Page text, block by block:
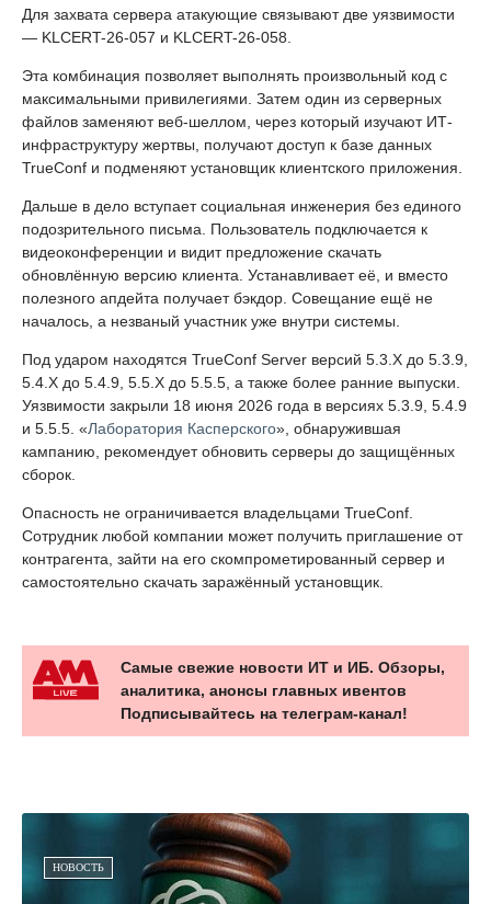
Для захвата сервера атакующие связывают две уязвимости
— KLCERT-26-057 и KLCERT-26-058.
Эта комбинация позволяет выполнять произвольный код с
максимальными привилегиями. Затем один из серверных
файлов заменяют веб-шеллом, через который изучают ИТ-
инфраструктуру жертвы, получают доступ к базе данных
TrueConf и подменяют установщик клиентского приложения.
Дальше в дело вступает социальная инженерия без единого
подозрительного письма. Пользователь подключается к
видеоконференции и видит предложение скачать
обновлённую версию клиента. Устанавливает её, и вместо
полезного апдейта получает бэкдор. Совещание ещё не
началось, а незваный участник уже внутри системы.
Под ударом находятся TrueConf Server версий 5.3.X до 5.3.9,
5.4.X до 5.4.9, 5.5.X до 5.5.5, а также более ранние выпуски.
Уязвимости закрыли 18 июня 2026 года в версиях 5.3.9, 5.4.9
и 5.5.5. «Лаборатория Касперского», обнаружившая
кампанию, рекомендует обновить серверы до защищённых
сборок.
Опасность не ограничивается владельцами TrueConf.
Сотрудник любой компании может получить приглашение от
контрагента, зайти на его скомпрометированный сервер и
самостоятельно скачать заражённый установщик.
Самые свежие новости ИТ и ИБ. Обзоры,
аналитика, анонсы главных ивентов
Подписывайтесь на телеграм-канал!
НОВОСТЬ